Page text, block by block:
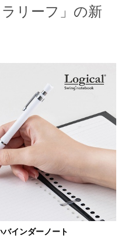
リーフ」の新
インダーノート